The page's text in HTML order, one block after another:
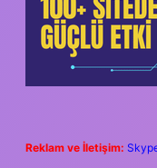
Reklam ve İletişim: